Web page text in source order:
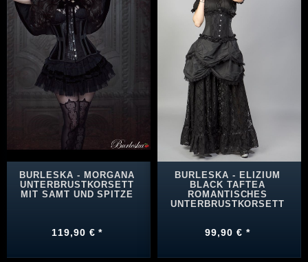
BURLESKA - MORGANA
UNTERBRUSTKORSETT
MIT SAMT UND SPITZE
119,90 € *
BURLESKA - ELIZIUM
BLACK TAFTEA
ROMANTISCHES
UNTERBRUSTKORSETT
99,90 € *